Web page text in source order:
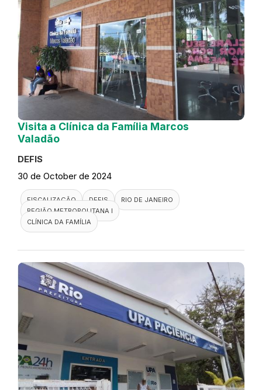
Visita a Clínica da Família Marcos
Valadão
DEFIS
30 de October de 2024
FISCALIZAÇÃO DEFIS
RIO DE JANEIRO
REGIÃO METROPOLITANA I
CLÍNICA DA FAMÍLIA